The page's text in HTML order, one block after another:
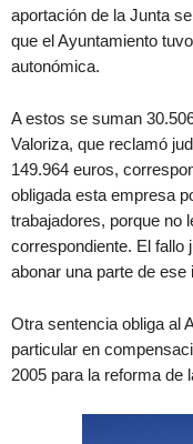
aportación de la Junta
que el Ayuntamiento
autonómica.
A estos se suman
Valoriza, que reclamó
149.964 euros,
obligada esta empresa
trabajadores, porque no
correspondiente. El fallo
abonar una parte de ese
Otra sentencia obliga al
particular en
2005 para la reforma de